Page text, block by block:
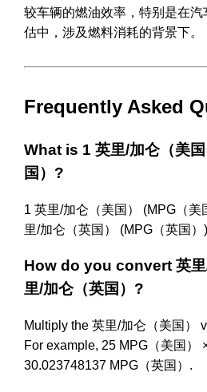
较车辆的燃油效率，特别是在
估中，涉及燃料消耗的背景下。
Frequently Asked
What is 1 英里/加仑（美
国）?
1 英里/加仑（美国） (MPG（
里/加仑（英国） (MPG（英国）
How do you convert 英
里/加仑（英国）?
Multiply the 英里/加仑（美国）
For example, 25 MPG（美国）
30.023748137 MPG（英国）.